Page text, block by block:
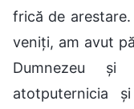
frică de
veniți, am avut
Dumnezeu
atotputernicia